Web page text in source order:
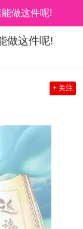
做这件呢!
做这件呢!
+ 关注